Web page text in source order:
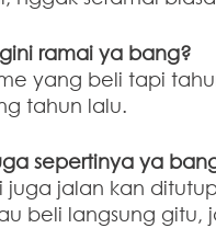
ramai ya bang?
yang beli tapi
tahun lalu.
sepertinya ya
juga jalan kan
beli langsung gitu,